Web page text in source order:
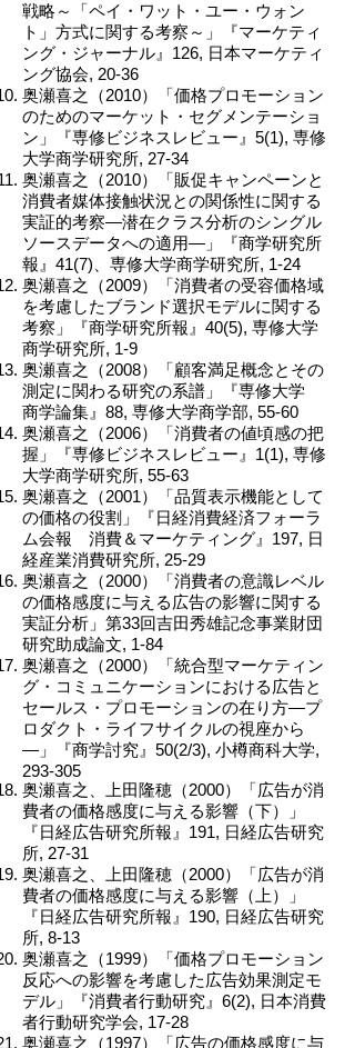
戦略～「ペイ・ワット・ユー・ウォン
ト」方式に関する考察～」『マーケティ
ング・ジャーナル』126, 日本マーケティ
ング協会, 20-36
奥瀬喜之（2010）「価格プロモーション
のためのマーケット・セグメンテーショ
ン」『専修ビジネスレビュー』5(1), 専修
大学商学研究所, 27-34
奥瀬喜之（2010）「販促キャンペーンと
消費者媒体接触状況との関係性に関する
実証的考察―潜在クラス分析のシングル
ソースデータへの適用―」『商学研究所
報』41(7)、専修大学商学研究所, 1-24
奥瀬喜之（2009）「消費者の受容価格域
を考慮したブランド選択モデルに関する
考察」『商学研究所報』40(5), 専修大学
商学研究所, 1-9
奥瀬喜之（2008）「顧客満足概念とその
測定に関わる研究の系譜」『専修大学
商学論集』88, 専修大学商学部, 55-60
奥瀬喜之（2006）「消費者の値頃感の把
握」『専修ビジネスレビュー』1(1), 専修
大学商学研究所, 55-63
奥瀬喜之（2001）「品質表示機能として
の価格の役割」『日経消費経済フォーラ
ム会報 消費＆マーケティング』197, 日
経産業消費研究所, 25-29
奥瀬喜之（2000）「消費者の意識レベル
の価格感度に与える広告の影響に関する
実証分析」第33回吉田秀雄記念事業財団
研究助成論文, 1-84
奥瀬喜之（2000）「統合型マーケティン
グ・コミュニケーションにおける広告と
セールス・プロモーションの在り方―プ
ロダクト・ライフサイクルの視座から
―」『商学討究』50(2/3), 小樽商科大学,
293-305
奥瀬喜之、上田隆穂（2000）「広告が消
費者の価格感度に与える影響（下）」
『日経広告研究所報』191, 日経広告研究
所, 27-31
奥瀬喜之、上田隆穂（2000）「広告が消
費者の価格感度に与える影響（上）」
『日経広告研究所報』190, 日経広告研究
所, 8-13
奥瀬喜之（1999）「価格プロモーション
反応への影響を考慮した広告効果測定モ
デル」『消費者行動研究』6(2), 日本消費
者行動研究学会, 17-28
奥瀬喜之（1997）「広告の価格感度に与